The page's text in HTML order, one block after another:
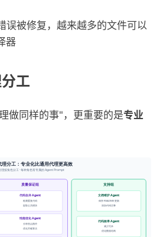
误被修复，越来越多的文件可以
器
工
做同样的事"，更重要的是专业